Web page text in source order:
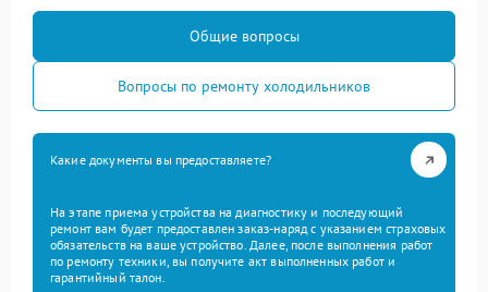
Общие вопросы
Вопросы по ремонту холодильников
Какие документы вы предоставляете?
На этапе приема устройства на диагностику и последующий
ремонт вам будет предоставлен заказ-наряд с указанием страховых
обязательств на ваше устройство. Далее, после выполнения работ
по ремонту техники, вы получите акт выполненных работ и
гарантийный талон.